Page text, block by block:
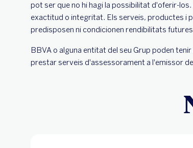
pot ser que no hi hagi la possibilitat d'oferir-
exactitud o integritat. Els serveis, productes i
predisposen ni condicionen rendibilitats
BBVA o alguna entitat del seu Grup poden
prestar serveis d'assessorament a l'emissor